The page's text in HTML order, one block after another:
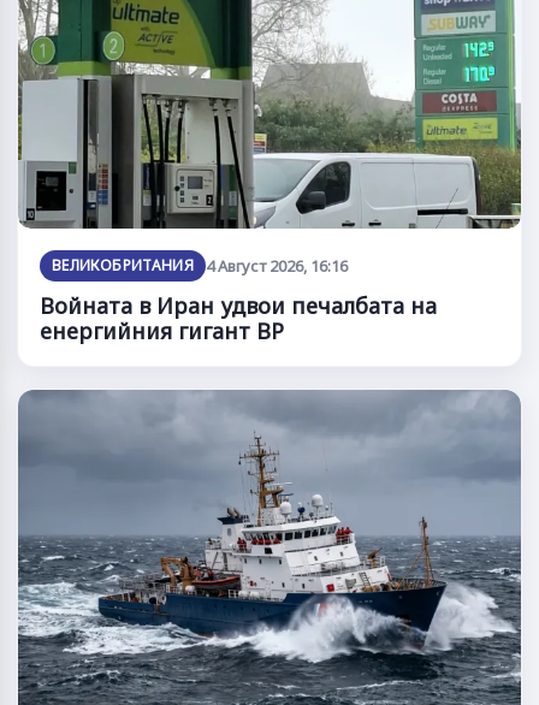
ВЕЛИКОБРИТАНИЯ 4 Август 2026, 16:16
Войната в Иран удвои печалбата на
енергийния гигант BP